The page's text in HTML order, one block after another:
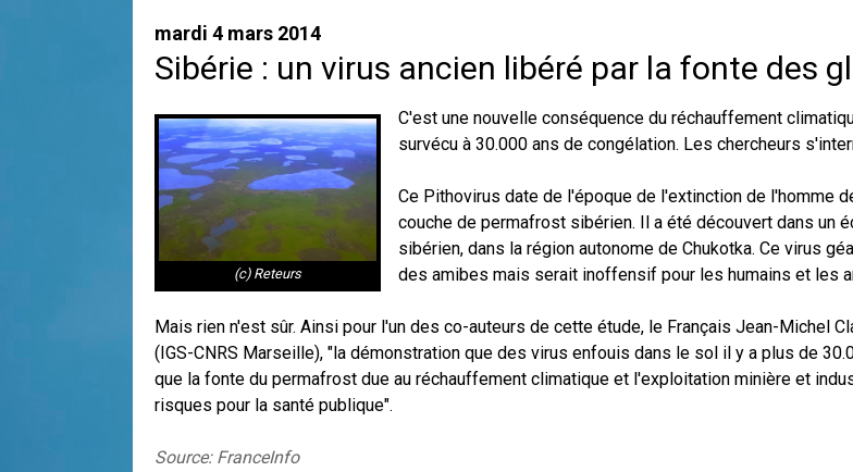
mardi 4 mars 2014
Sibérie : un virus ancien libéré par la fonte des
(c) Reteurs
C'est une nouvelle conséquence du réchauffement
survécu à 30.000 ans de congélation. Les chercheurs
Ce Pithovirus date de l'époque de l'extinction de l'homme
couche de permafrost sibérien. Il a été découvert dans un
sibérien, dans la région autonome de Chukotka. Ce virus
des amibes mais serait inoffensif pour les humains et les
Mais rien n'est sûr. Ainsi pour l'un des co-auteurs de cette étude, le Français Jean-Michel
(IGS-CNRS Marseille), "la démonstration que des virus enfouis dans le sol il y a plus de
que la fonte du permafrost due au réchauffement climatique et l'exploitation minière et
risques pour la santé publique".
Source: FranceInfo